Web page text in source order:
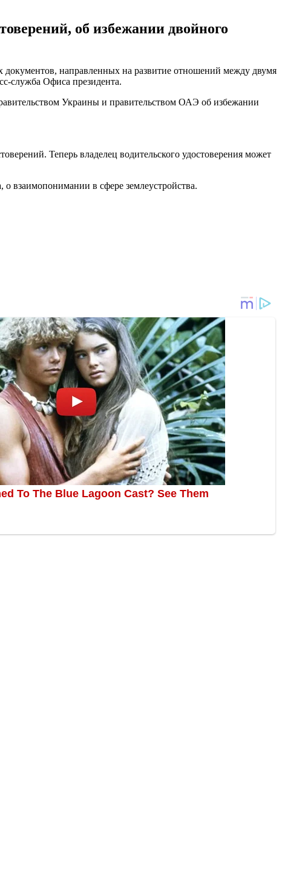
об избежании двойного
направленных на развитие отношений между двумя
служба Офиса президента.
Украины и правительством ОАЭ об избежании
Теперь владелец водительского удостоверения может
взаимопонимании в сфере землеустройства.